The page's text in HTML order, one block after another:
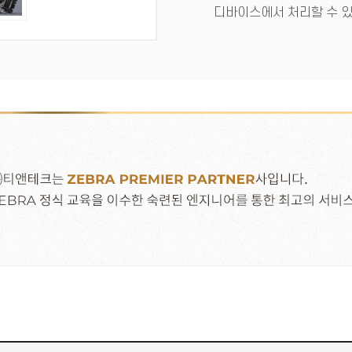
디바이스에서 처리할 수